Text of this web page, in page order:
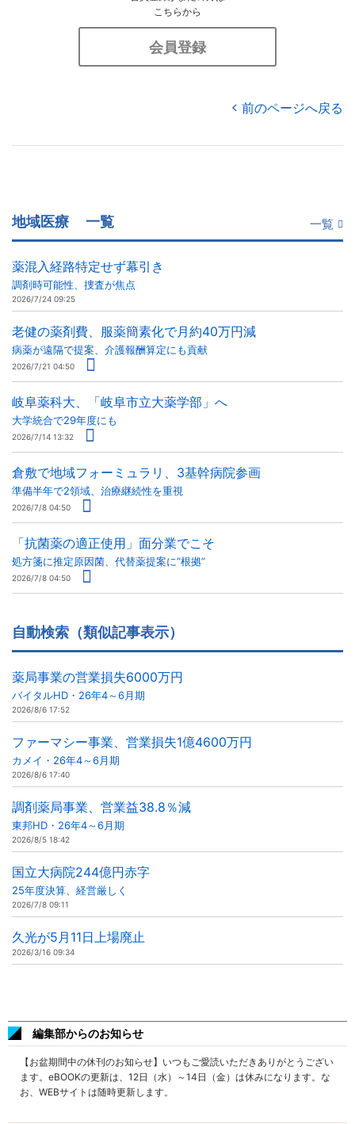
こちらから
会員登録
前のページへ戻る
地域医療 一覧 一覧
薬混入経路特定せず幕引き
調剤時可能性、捜査が焦点
2026/7/24 09:25
老健の薬剤費、服薬簡素化で月約40万円減
病薬が遠隔で提案、介護報酬算定にも貢献
2026/7/21 04:50
岐阜薬科大、「岐阜市立大薬学部」へ
大学統合で29年度にも
2026/7/14 13:32
倉敷で地域フォーミュラリ、3基幹病院参画
準備半年で2領域、治療継続性を重視
2026/7/8 04:50
「抗菌薬の適正使用」面分業でこそ
処方箋に推定原因菌、代替薬提案に“根拠”
2026/7/8 04:50
自動検索（類似記事表示）
薬局事業の営業損失6000万円
バイタルHD・26年4～6月期
2026/8/6 17:52
ファーマシー事業、営業損失1億4600万円
カメイ・26年4～6月期
2026/8/6 17:40
調剤薬局事業、営業益38.8％減
東邦HD・26年4～6月期
2026/8/5 18:42
国立大病院244億円赤字
25年度決算、経営厳しく
2026/7/8 09:11
久光が5月11日上場廃止
2026/3/16 09:34
編集部からのお知らせ
【お盆期間中の休刊のお知らせ】いつもご愛読いただきありがとうござい
ます。eBOOKの更新は、12日（水）～14日（金）は休みになります。な
お、WEBサイトは随時更新します。